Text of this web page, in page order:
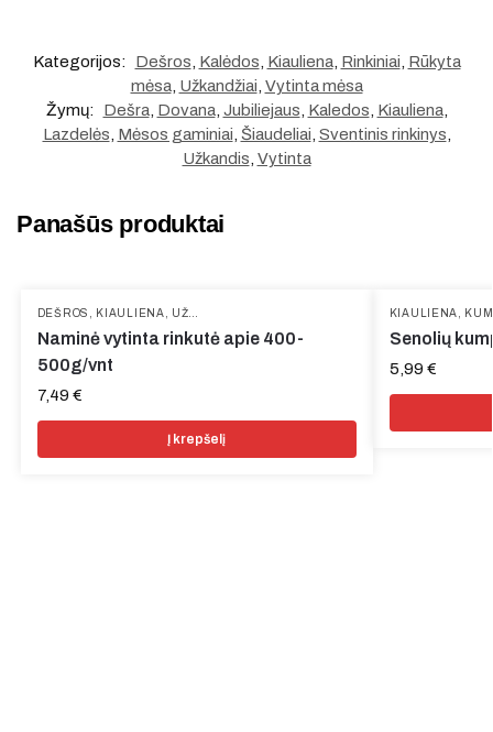
Kategorijos: Dešros Kalėdos Kiauliena, Rinkiniai Rūkyta
mėsa, Užkandžiai Vytinta mėsa
Žymų:
Dešra, Dovana, Jubiliejaus Kaledos Kiauliena,
Lazdelės Mėsos gaminiai Šiaudeliai Sventinis rinkinys
Užkandis Vytinta
Panašūs produktai
DEŠROS KIAULIENA UŽKANDŽIAI
Naminė vytinta rinkutė apie 400-
500g/vnt
7,49 €
Į krepšelį
KIAULIENA
Senolių
5,99 €